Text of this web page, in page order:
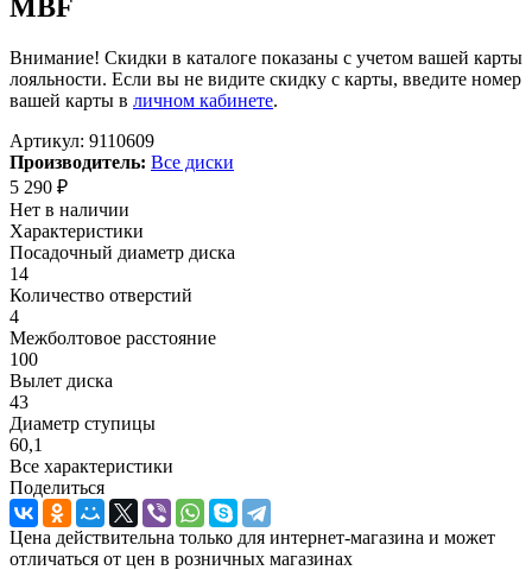
MBF
Внимание! Скидки в каталоге показаны с учетом вашей карты
лояльности. Если вы не видите скидку с карты, введите номер
вашей карты в личном кабинете.
Артикул: 9110609
Производитель: Все диски
5 290 ₽
Нет в наличии
Характеристики
Посадочный диаметр диска
14
Количество отверстий
4
Межболтовое расстояние
100
Вылет диска
43
Диаметр ступицы
60,1
Все характеристики
Поделиться
Цена действительна только для интернет-магазина и может
отличаться от цен в розничных магазинах